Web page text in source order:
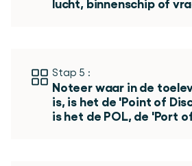
Stap 5 :
Noteer waar in de
is, is het de 'Point of
is het de POL, de 'Port